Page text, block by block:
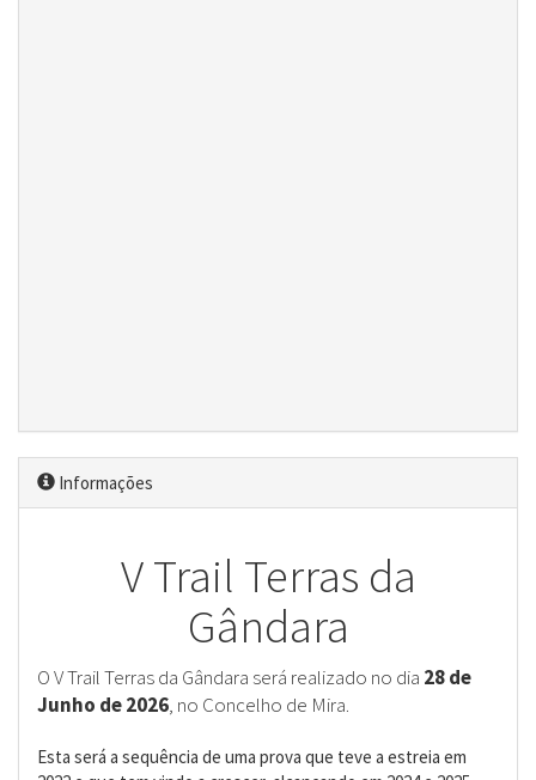
Informações
V Trail Terras da
Gândara
O V Trail Terras da Gândara será realizado no dia 28 de
Junho de 2026, no Concelho de Mira.
Esta será a sequência de uma prova que teve a estreia em